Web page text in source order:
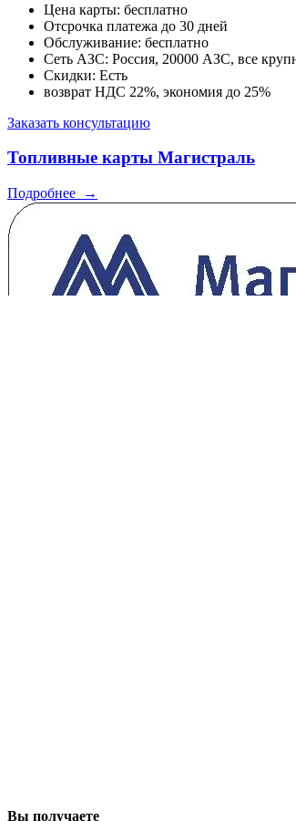
Цена карты: бесплатно
Отсрочка платежа до 30 дней
Обслуживание: бесплатно
Сеть АЗС: Россия, 20000 АЗС, все
Скидки: Есть
возврат НДС 22%, экономия до 25%
Заказать консультацию
Топливные карты Магистраль
Подробнее →
Вы получаете